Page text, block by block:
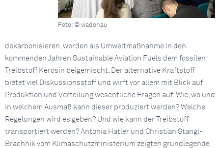
Foto: © viadonau
dekarbonisieren, werden als Umweltmaßnahme in den
kommenden Jahren Sustainable Aviation Fuels dem fossilen
Treibstoff Kerosin beigemischt. Der alternative Kraftstoff
bietet viel Diskussionsstoff und wirft vor allem mit Blick auf
Produktion und Verteilung wesentliche Fragen auf: Wie, wo und
in welchem Ausmaß kann dieser produziert werden? Welche
Regelungen wird es geben? Und wie kann der Treibstoff
transportiert werden? Antonia Hatler und Christian Stangl-
Brachnik vom Klimaschutzministerium zeigten grundlegende